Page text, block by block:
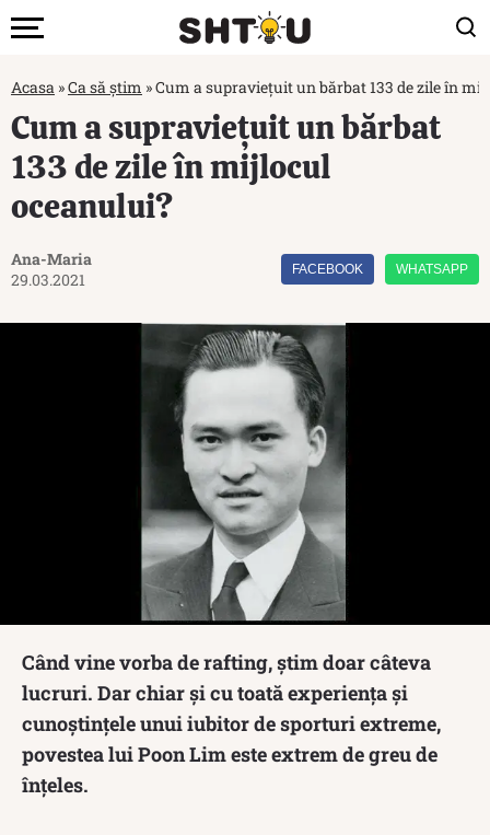
Acasa »Ca să știm »Cum a supraviețuit un bărbat 133 de zile în
Cum a supraviețuit un bărbat
133 de zile în mijlocul
oceanului?
Ana-Maria
29.03.2021
FACEBOOK WHATSAPP
Când vine vorba de rafting, știm doar câteva
lucruri. Dar chiar și cu toată experiența și
cunoștințele unui iubitor de sporturi extreme,
povestea lui Poon Lim este extrem de greu de
înțeles.